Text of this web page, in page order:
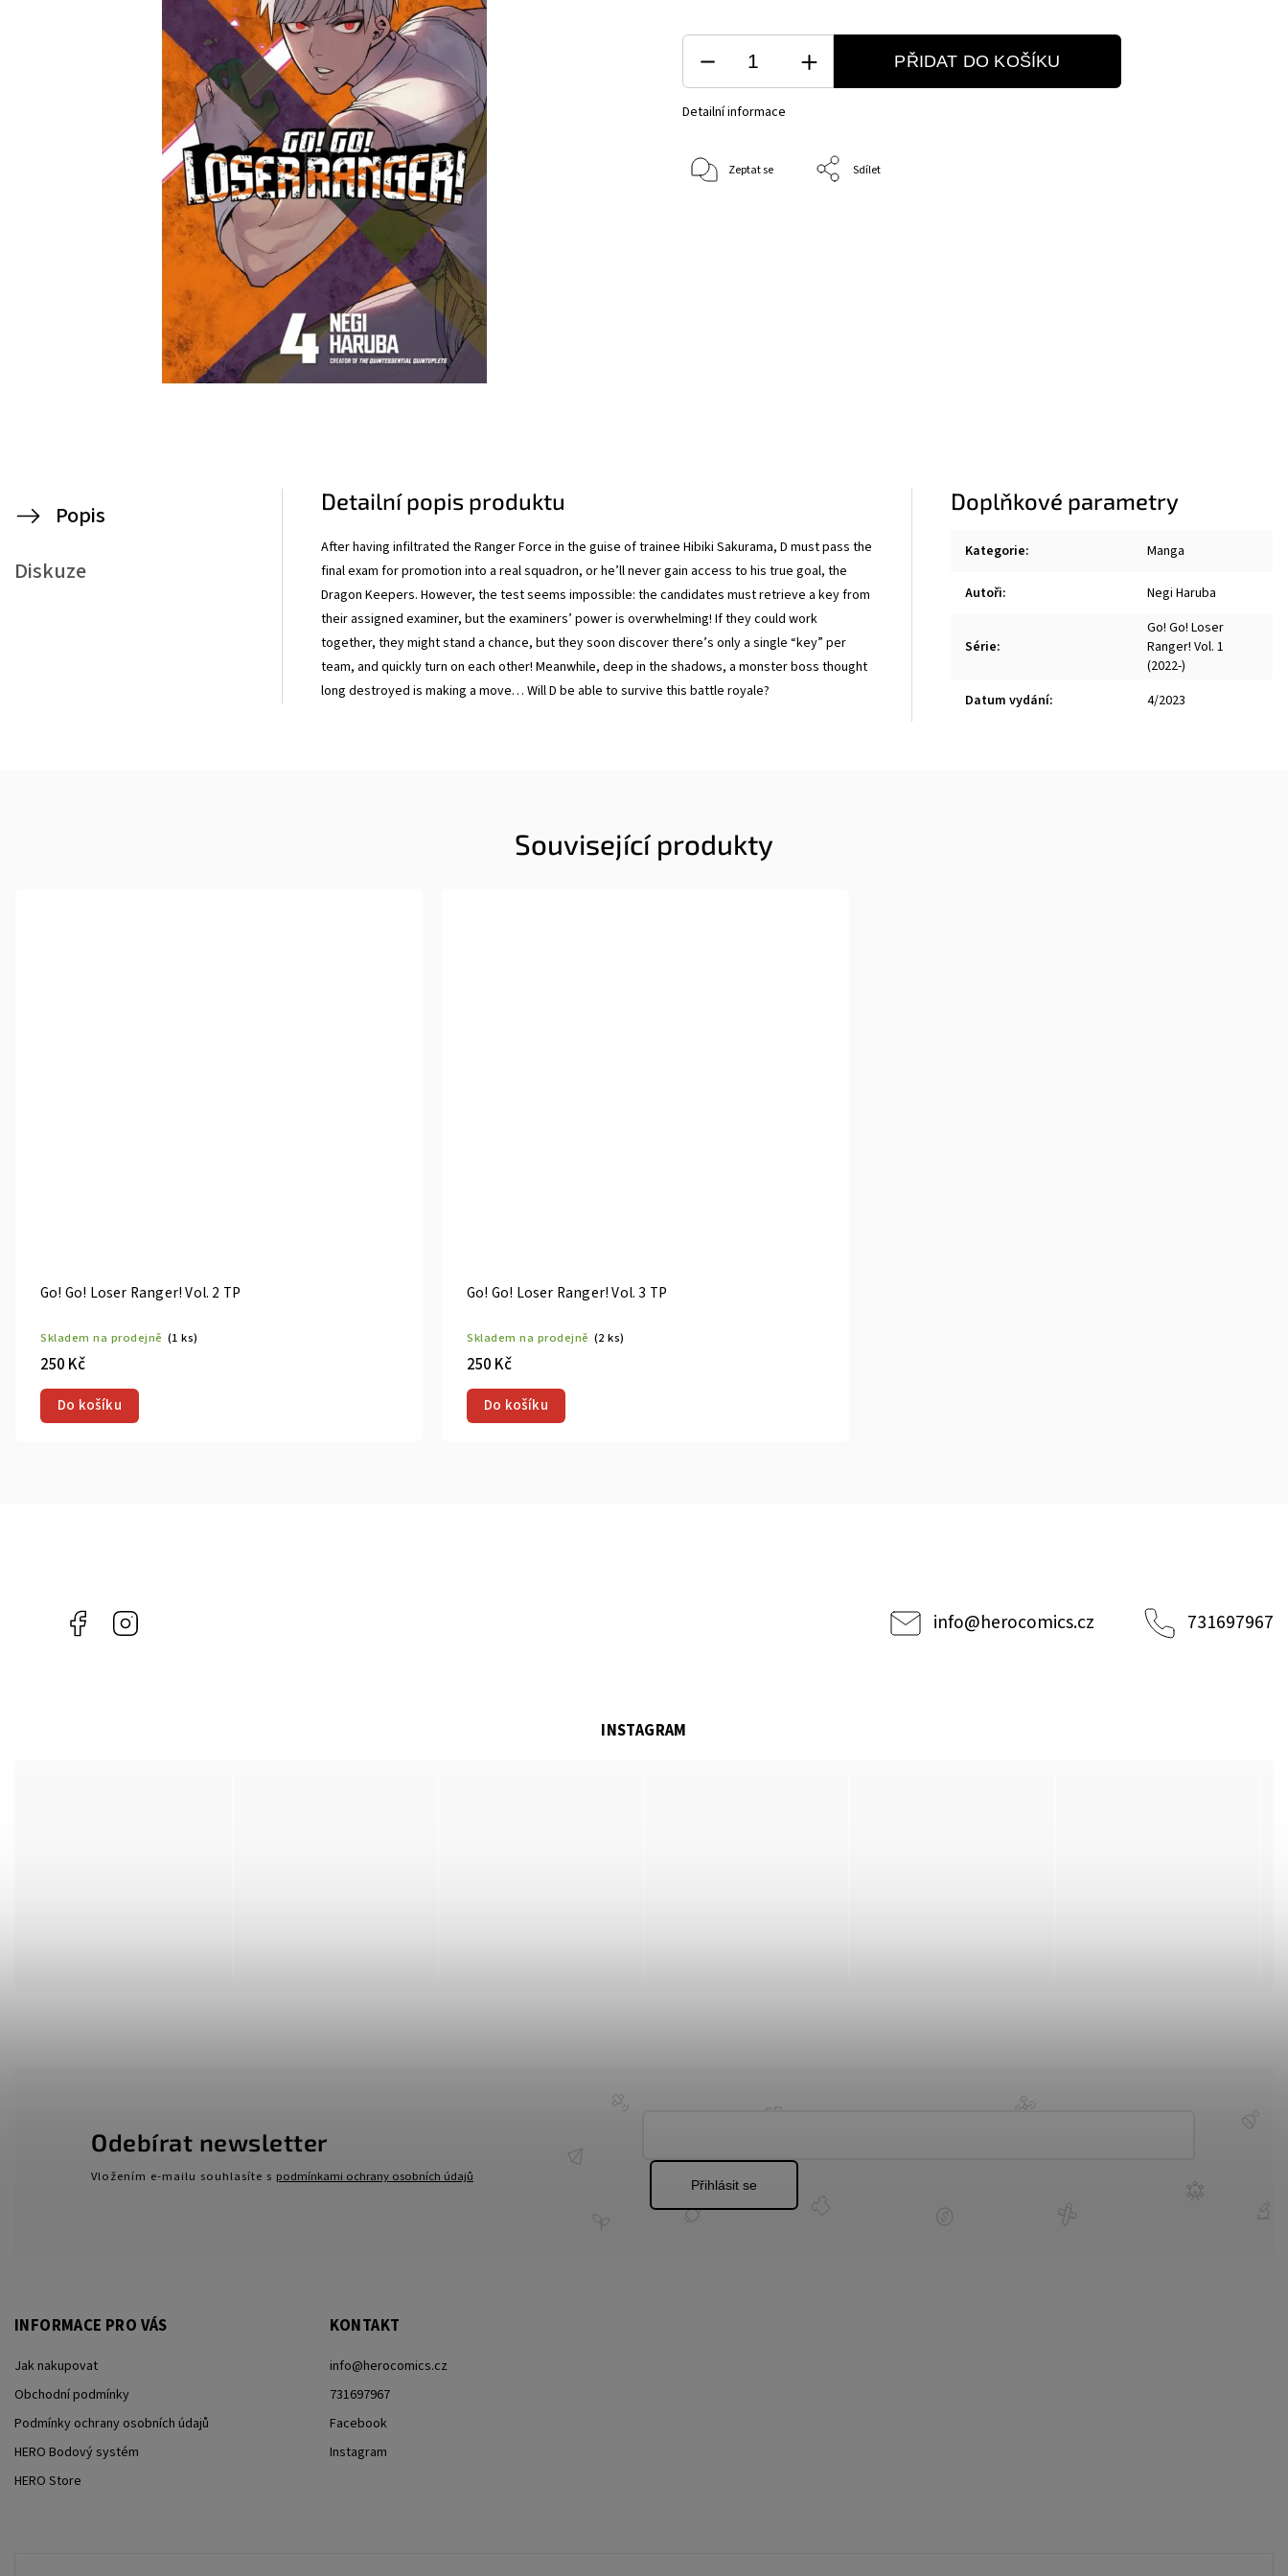
PŘIDAT DO KOŠÍKU
Detailní informace
Zeptat se Sdílet
Popis
Diskuze
Detailní popis produktu
After having infiltrated the Ranger Force in the guise of trainee Hibiki Sakurama, D must pass the
final exam for promotion into a real squadron, or he’ll never gain access to his true goal, the
Dragon Keepers. However, the test seems impossible: the candidates must retrieve a key from
their assigned examiner, but the examiners’ power is overwhelming! If they could work
together, they might stand a chance, but they soon discover there’s only a single “key” per
team, and quickly turn on each other! Meanwhile, deep in the shadows, a monster boss thought
long destroyed is making a move… Will D be able to survive this battle royale?
Doplňkové parametry
Kategorie: Manga
Autoři: Negi Haruba
Série:
Go! Go! Loser
Ranger! Vol. 1
(2022-)
Datum vydání: 4/2023
Související produkty
Go! Go! Loser Ranger! Vol. 2 TP
Skladem na prodejně (1 ks)
250 Kč
Do košíku
Go! Go! Loser Ranger! Vol. 3 TP
Skladem na prodejně (2 ks)
250 Kč
Do košíku
Facebook info@herocomics.cz 731697967
INFORMACE PRO VÁS
Jak nakupovat
Obchodní podmínky
Podmínky ochrany osobních údajů
HERO Bodový systém
HERO Store
KONTAKT
info@herocomics.cz
731697967
Facebook
Instagram
INSTAGRAM
Odebírat newsletter
Vložením e-mailu souhlasíte s podmínkami ochrany osobních údajů
Přihlásit se